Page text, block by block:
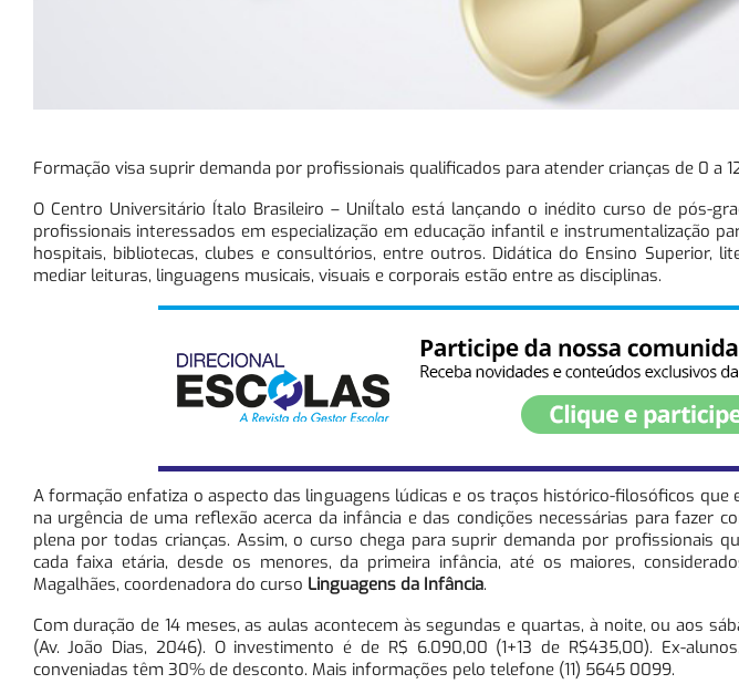
Formação visa suprir demanda por profissionais qualificados para atender crianças de 0 a
O Centro Universitário Ítalo Brasileiro – UniÍtalo está lançando o inédito curso de pós-
profissionais interessados em especialização em educação infantil e instrumentalização
hospitais, bibliotecas, clubes e consultórios, entre outros. Didática do Ensino Superior,
mediar leituras, linguagens musicais, visuais e corporais estão entre as disciplinas.
A formação enfatiza o aspecto das linguagens lúdicas e os traços histórico-filosóficos que
na urgência de uma reflexão acerca da infância e das condições necessárias para fazer
plena por todas crianças. Assim, o curso chega para suprir demanda por profissionais
cada faixa etária, desde os menores, da primeira infância, até os maiores,
Magalhães, coordenadora do curso Linguagens da Infância.
Com duração de 14 meses, as aulas acontecem às segundas e quartas, à noite, ou aos
(Av. João Dias, 2046). O investimento é de R$ 6.090,00 (1+13 de R$435,00). Ex-
conveniadas têm 30% de desconto. Mais informações pelo telefone (11) 5645 0099.